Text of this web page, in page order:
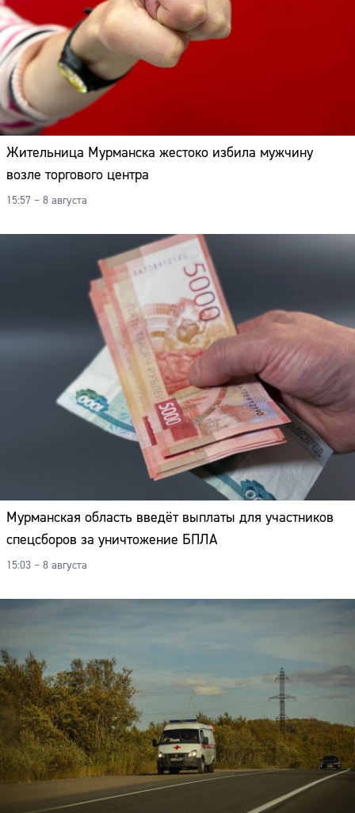
Жительница Мурманска жестоко избила мужчину
возле торгового центра
15:57 – 8 августа
Мурманская область введёт выплаты для участников
спецсборов за уничтожение БПЛА
15:03 – 8 августа